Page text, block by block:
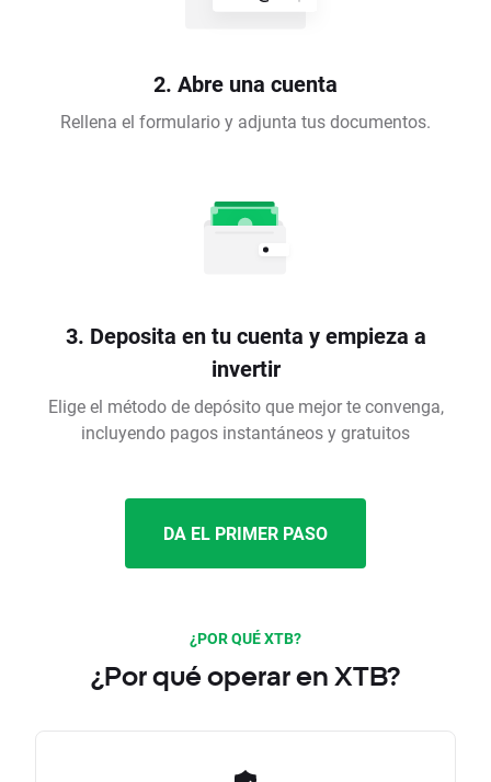
2. Abre una cuenta
Rellena el formulario y adjunta tus documentos.
3. Deposita en tu cuenta y empieza a
invertir
Elige el método de depósito que mejor te convenga,
incluyendo pagos instantáneos y gratuitos
DA EL PRIMER PASO
¿POR QUÉ XTB?
¿Por qué operar en XTB?